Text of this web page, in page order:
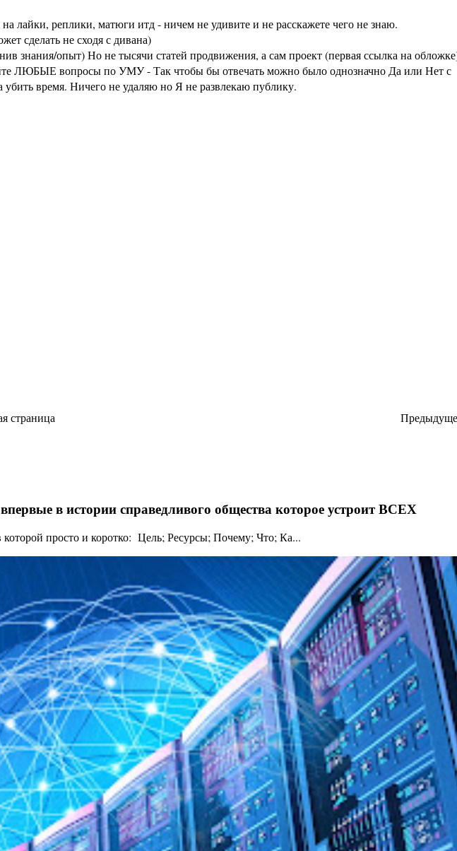
лайки, реплики, матюги итд - ничем не удивите и не расскажете чего не знаю.
сделать не сходя с дивана)
опыт) Но не тысячи статей продвижения, а сам проект (первая ссылка на
ЛЮБЫЕ вопросы по УМУ - Так чтобы бы отвечать можно было однозначно Да или Нет с
убить время. Ничего не удаляю но Я не развлекаю публику.
страница
в истории справедливого общества которое устроит ВСЕХ
просто и коротко: Цель; Ресурсы; Почему; Что; Ка...